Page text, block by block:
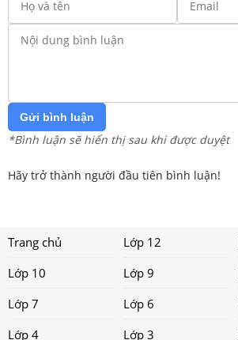
Gửi bình luận
*Bình luận sẽ hiển thị sau khi được duyệt
Hãy trở thành người đầu tiên bình luận!
Trang chủ Lớp 12
Lớp 10
Lớp 9
Lớp 7
Lớp 6
Lớp 4
Lớp 3